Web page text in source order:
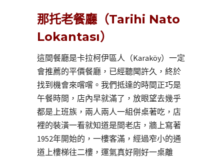
那托老餐廳（Tarihi Nato
Lokantası）
這間餐廳是卡拉柯伊區人（Karaköy）一定
會推薦的平價餐廳，已經聽聞許久，終於
找到機會來嚐嚐。我們抵達的時間正巧是
午餐時間，店內早就滿了，放眼望去幾乎
都是上班族，兩人兩人一組併桌著吃，店
裡的裝潢一看就知道是間老店，牆上寫著
1952年開始的，一樓客滿，經過窄小的通
道上樓梯往二樓，運氣真好剛好一桌離